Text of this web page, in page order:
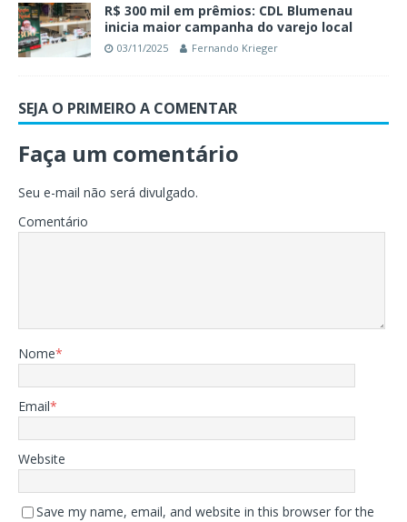
R$ 300 mil em prêmios: CDL Blumenau
inicia maior campanha do varejo local
03/11/2025 Fernando Krieger
SEJA O PRIMEIRO A COMENTAR
Faça um comentário
Seu e-mail não será divulgado.
Comentário
Nome*
Email*
Website
Save my name, email, and website in this browser for the